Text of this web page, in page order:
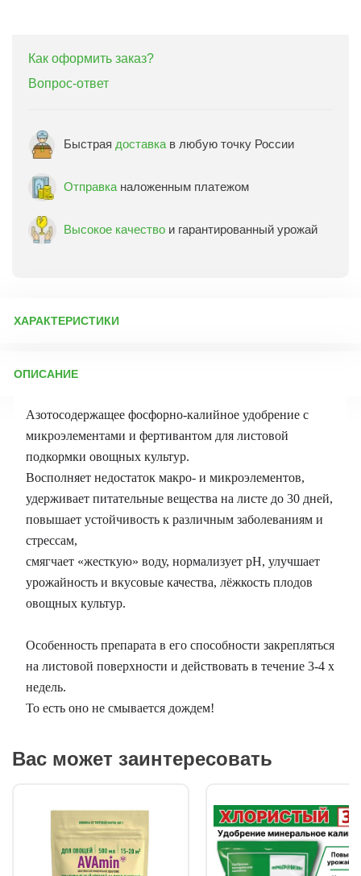
Как оформить заказ?
Вопрос-ответ
Быстрая доставка в любую точку России
Отправка наложенным платежом
Высокое качество и гарантированный урожай
ХАРАКТЕРИСТИКИ
Бренд товара:
Срок отправки:ежедневно
ОПИСАНИЕ
Азотосодержащее фосфорно-калийное удобрение с
микроэлементами и фертивантом для листовой
подкормки овощных культур.
Восполняет недостаток макро- и микроэлементов,
удерживает питательные вещества на листе до 30 дней,
повышает устойчивость к различным заболеваниям и
стрессам,
смягчает «жесткую» воду, нормализует pH, улучшает
урожайность и вкусовые качества, лёжкость плодов
овощных культур.
Особенность препарата в его способности закрепляться
на листовой поверхности и действовать в течение 3-4 х
недель.
То есть оно не смывается дождем!
Вас может заинтересовать